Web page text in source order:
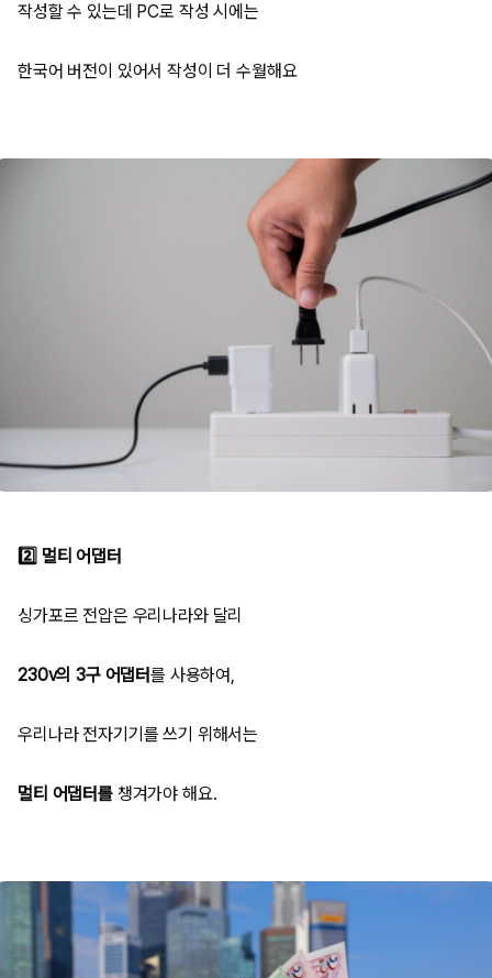
작성할 수 있는데 PC로 작성 시에는
한국어 버전이 있어서 작성이 더 수월해요
2️⃣ 멀티 어댑터
싱가포르 전압은 우리나라와 달리
230v의 3구 어댑터를 사용하여,
우리나라 전자기기를 쓰기 위해서는
멀티 어댑터를챙겨가야 해요.